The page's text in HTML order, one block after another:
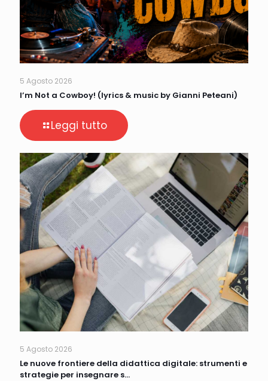
5 Agosto 2026
I’m Not a Cowboy! (lyrics & music by Gianni Peteani)
Leggi tutto
5 Agosto 2026
Le nuove frontiere della didattica digitale: strumenti e
strategie per insegnare s…